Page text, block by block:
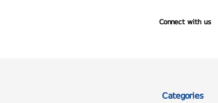
Connect with us
Categories